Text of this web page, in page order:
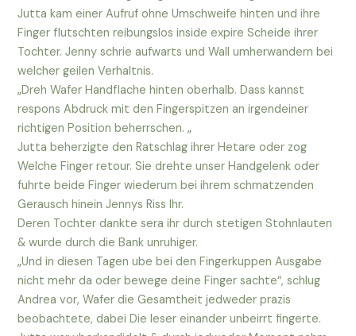
Jutta kam einer Aufruf ohne Umschweife hinten und ihre
Finger flutschten reibungslos inside expire Scheide ihrer
Tochter. Jenny schrie aufwarts und Wall umherwandern bei
welcher geilen Verhaltnis.
„Dreh Wafer Handflache hinten oberhalb. Dass kannst
respons Abdruck mit den Fingerspitzen an irgendeiner
richtigen Position beherrschen. „
Jutta beherzigte den Ratschlag ihrer Hetare oder zog
Welche Finger retour. Sie drehte unser Handgelenk oder
fuhrte beide Finger wiederum bei ihrem schmatzenden
Gerausch hinein Jennys Riss Ihr.
Deren Tochter dankte sera ihr durch stetigen Stohnlauten
& wurde durch die Bank unruhiger.
„Und in diesen Tagen ube bei den Fingerkuppen Ausgabe
nicht mehr da oder bewege deine Finger sachte“, schlug
Andrea vor, Wafer die Gesamtheit jedweder prazis
beobachtete, dabei Die leser einander unbeirrt fingerte.